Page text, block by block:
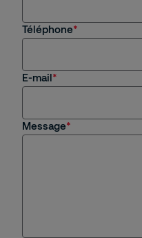
Téléphone
E-mail
Message